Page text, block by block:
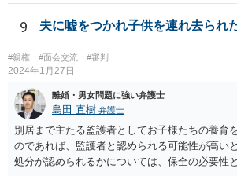
監護しており（②）、仮に離婚を認容すれば、
的に過酷な状況におかれる可能性がありますの
は、夫側の離婚請求は裁判では認められにくい
ます。 一方で、期間が経過して子が成人した場
すでに１０年超となり、婚姻期間の３分の１程
長期別居となるので（①）、③の点がクリアさ
求が認容される余地はあります（専門的には、
なければならないことです）。別居期間何年で
たされるといった定式はなく、事案に応じて総
ろです。
9 夫に嘘をつかれ子供を連れ去られ
#親権 #面会交流 #審判
2024年1月27日
離婚・男女問題に強い弁護士
島田 直樹 弁護士
別居まで主たる監護者としてお子様たちの養育
のであれば、監護者と認められる可能性が高い
処分が認められるかについては、保全の必要性